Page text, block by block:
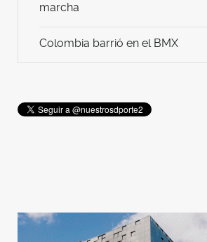
marcha
Colombia barrió en el BMX